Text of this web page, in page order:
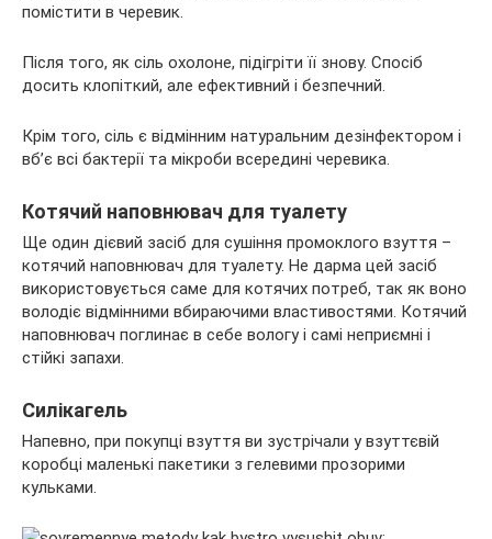
помістити в черевик.
Після того, як сіль охолоне, підігріти її знову. Спосіб
досить клопіткий, але ефективний і безпечний.
Крім того, сіль є відмінним натуральним дезінфектором і
вб’є всі бактерії та мікроби всередині черевика.
Котячий наповнювач для туалету
Ще один дієвий засіб для сушіння промоклого взуття –
котячий наповнювач для туалету. Не дарма цей засіб
використовується саме для котячих потреб, так як воно
володіє відмінними вбираючими властивостями. Котячий
наповнювач поглинає в себе вологу і самі неприємні і
стійкі запахи.
Силікагель
Напевно, при покупці взуття ви зустрічали у взуттєвій
коробці маленькі пакетики з гелевими прозорими
кульками.